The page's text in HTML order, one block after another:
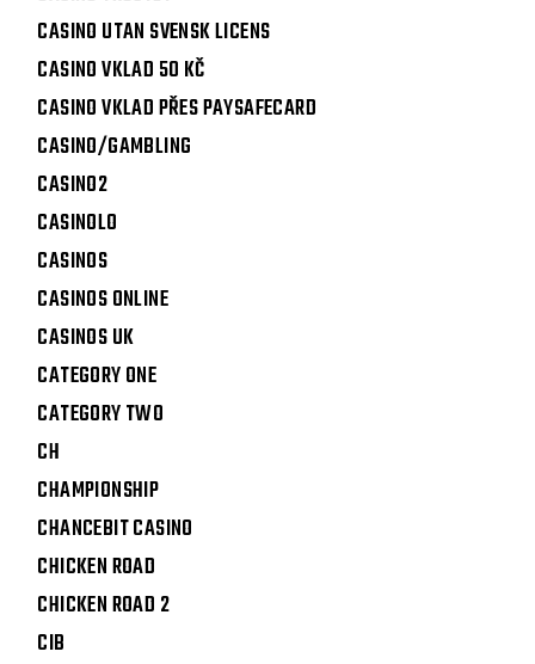
CASINO UTAN SVENSK LICENS
CASINO VKLAD 50 KČ
CASINO VKLAD PŘES PAYSAFECARD
CASINO/GAMBLING
CASINO2
CASINOLO
CASINOS
CASINOS ONLINE
CASINOS UK
CATEGORY ONE
CATEGORY TWO
CH
CHAMPIONSHIP
CHANCEBIT CASINO
CHICKEN ROAD
CHICKEN ROAD 2
CIB